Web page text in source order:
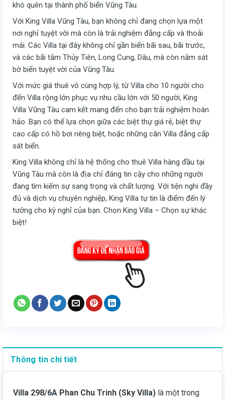
khó quên tại thành phố biển Vũng Tàu.
Với King Villa Vũng Tàu, bạn không chỉ đang chọn lựa một
nơi nghỉ tuyệt vời mà còn là trải nghiệm đẳng cấp và thoải
mái. Các Villa tại đây không chỉ gần biển bãi sau, bãi trước,
và các bãi tắm Thủy Tiên, Long Cung, Dâu, mà còn nằm sát
bờ biển tuyệt vời của Vũng Tàu.
Với mức giá thuê vô cùng hợp lý, từ Villa cho 10 người cho
đến Villa rộng lớn phục vụ nhu cầu lớn với 50 người, King
Villa Vũng Tàu cam kết mang đến cho bạn trải nghiệm hoàn
hảo. Bạn có thể lựa chọn giữa các biệt thự giá rẻ, biệt thự
cao cấp có hồ bơi riêng biệt, hoặc những căn Villa đẳng cấp
sát biển.
King Villa không chỉ là hệ thống cho thuê Villa hàng đầu tại
Vũng Tàu mà còn là địa chỉ đáng tin cậy cho những người
đang tìm kiếm sự sang trọng và chất lượng. Với tiện nghi đầy
đủ và dịch vụ chuyên nghiệp, King Villa tự tin là điểm đến lý
tưởng cho kỳ nghỉ của bạn. Chọn King Villa – Chọn sự khác
biệt!
Thông tin chi tiết
Villa 298/6A Phan Chu Trinh (Sky Villa) là một trong